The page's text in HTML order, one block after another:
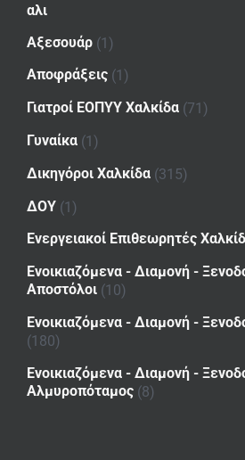
αλι
Αξεσουάρ (1)
Αποφράξεις (1)
Γιατροί ΕΟΠΥΥ Χαλκίδα (71)
Γυναίκα (1)
Δικηγόροι Χαλκίδα (315)
ΔΟΥ (1)
Ενεργειακοί Επιθεωρητές
Ενοικιαζόμενα - Διαμονή -
Αποστόλοι (10)
Ενοικιαζόμενα - Διαμονή -
(180)
Ενοικιαζόμενα - Διαμονή -
Αλμυροπόταμος (8)